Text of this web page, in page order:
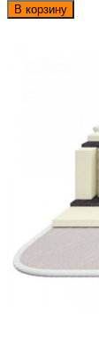
В корзину